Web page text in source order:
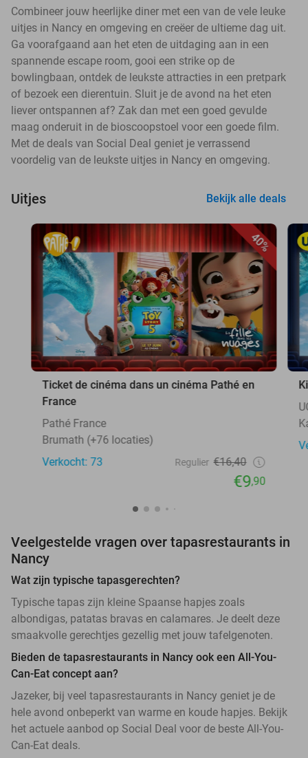
Combineer jouw heerlijke diner met een van de vele leuke
uitjes in Nancy en omgeving en creëer de ultieme dag uit.
Ga voorafgaand aan het eten de uitdaging aan in een
spannende escape room, gooi een strike op de
bowlingbaan, ontdek de leukste attracties in een pretpark
of bezoek een dierentuin. Sluit je de avond na het eten
liever ontspannen af? Zak dan met een goed gevulde
maag onderuit in de bioscoopstoel voor een goede film.
Met de deals van Social Deal geniet je verrassend
voordelig van de leukste uitjes in Nancy en omgeving.
Uitjes Bekijk alle deals
40%
Ticket de cinéma dans un cinéma Pathé en
France
Pathé France
Brumath (+76 locaties)
Verkocht: 73
Regulier €16,40
€9,90
Veelgestelde vragen over tapasrestaurants in
Nancy
Wat zijn typische tapasgerechten?
Typische tapas zijn kleine Spaanse hapjes zoals
albondigas, patatas bravas en calamares. Je deelt deze
smaakvolle gerechtjes gezellig met jouw tafelgenoten.
Bieden de tapasrestaurants in Nancy ook een All-You-
Can-Eat concept aan?
Jazeker, bij veel tapasrestaurants in Nancy geniet je de
hele avond onbeperkt van warme en koude hapjes. Bekijk
het actuele aanbod op Social Deal voor de beste All-You-
Can-Eat deals.